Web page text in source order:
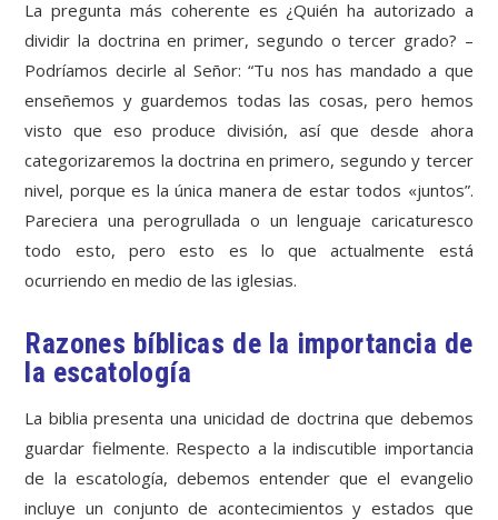
La pregunta más coherente es ¿Quién ha autorizado a
dividir la doctrina en primer, segundo o tercer grado? –
Podríamos decirle al Señor: “Tu nos has mandado a que
enseñemos y guardemos todas las cosas, pero hemos
visto que eso produce división, así que desde ahora
categorizaremos la doctrina en primero, segundo y tercer
nivel, porque es la única manera de estar todos «juntos”.
Pareciera una perogrullada o un lenguaje caricaturesco
todo esto, pero esto es lo que actualmente está
ocurriendo en medio de las iglesias.
Razones bíblicas de la importancia de
la escatología
La biblia presenta una unicidad de doctrina que debemos
guardar fielmente. Respecto a la indiscutible importancia
de la escatología, debemos entender que el evangelio
incluye un conjunto de acontecimientos y estados que